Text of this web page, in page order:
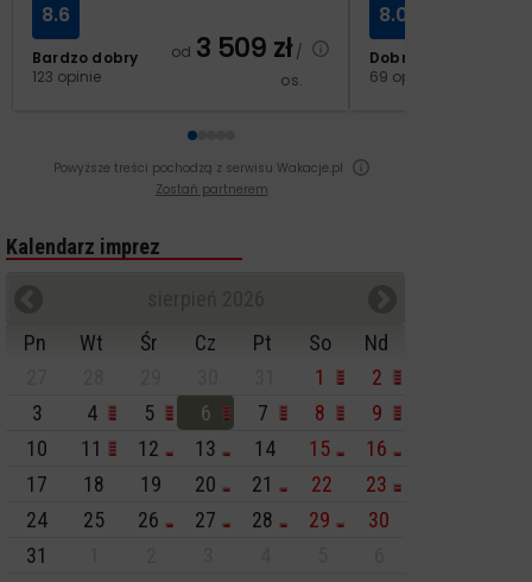
Bardzo dobry
123 opinie
8.6
od 3 509 zł/
os.
Dobry
69 opinii
8.0
Powyższe treści pochodzą z serwisu Wakacje.pl
Zostań partnerem
Kalendarz imprez
Pn
Wt Śr Cz Pt So
Nd
1
2
3
4 5 6 7 8
9
10
11 12 13 14 15
16
17
18 19 20 21 22
23
24
25 26 27 28 29
30
31